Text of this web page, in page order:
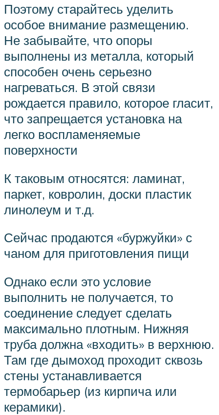
Поэтому старайтесь уделить
особое внимание размещению.
Не забывайте, что опоры
выполнены из металла, который
способен очень серьезно
нагреваться. В этой связи
рождается правило, которое гласит,
что запрещается установка на
легко воспламеняемые
поверхности
К таковым относятся: ламинат,
паркет, ковролин, доски пластик
линолеум и т.д.
Сейчас продаются «буржуйки» с
чаном для приготовления пищи
Однако если это условие
выполнить не получается, то
соединение следует сделать
максимально плотным. Нижняя
труба должна «входить» в верхнюю.
Там где дымоход проходит сквозь
стены устанавливается
термобарьер (из кирпича или
керамики).